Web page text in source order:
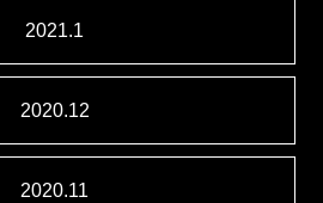
2021.1
2020.12
2020.11